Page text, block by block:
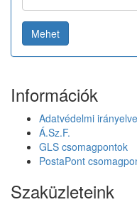
Mehet
Információk
Adatvédelmi
Á.Sz.F.
GLS csomagpontok
PostaPont
Szaküzleteink